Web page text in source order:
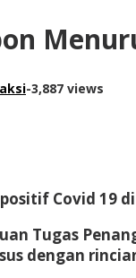
-3,887 views
Covid 19
Tugas
dengan